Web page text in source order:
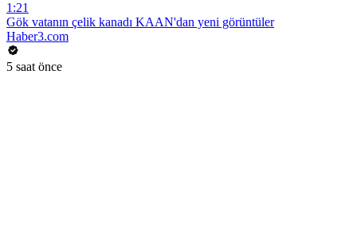
1:21
Gök vatanın çelik kanadı KAAN'dan yeni görüntüler
Haber3.com
5 saat önce